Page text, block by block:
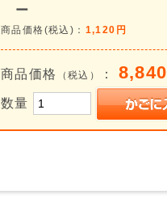
ー
商品価格(税込)： 1,120円
商品価格 （税込） ： 8,840
数量